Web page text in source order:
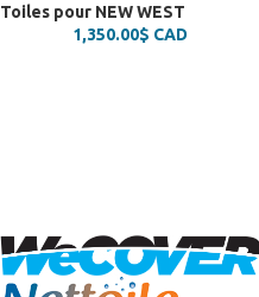
Toiles pour NEW WEST
1,350.00$ CAD